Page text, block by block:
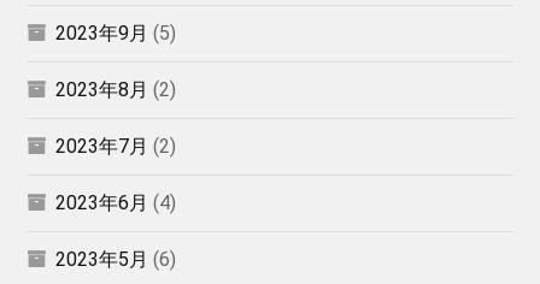
2023年9月 (5)
2023年8月 (2)
2023年7月 (2)
2023年6月 (4)
2023年5月 (6)